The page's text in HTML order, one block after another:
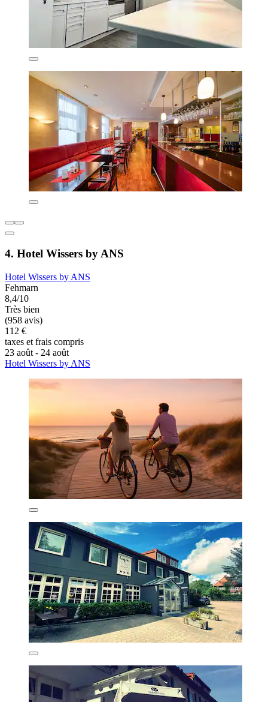
4. Hotel Wissers by ANS
Hotel Wissers by ANS
Fehmarn
8,4/10
Très bien
(958 avis)
112 €
taxes et frais compris
23 août - 24 août
Hotel Wissers by ANS